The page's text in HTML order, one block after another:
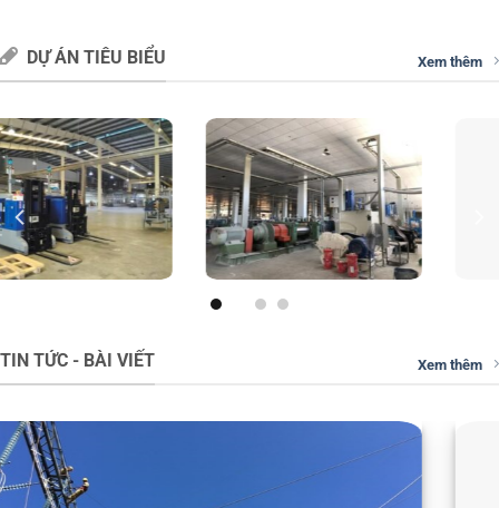
DỰ ÁN TIÊU BIỂU Xem thêm
TIN TỨC - BÀI VIẾT Xem thêm